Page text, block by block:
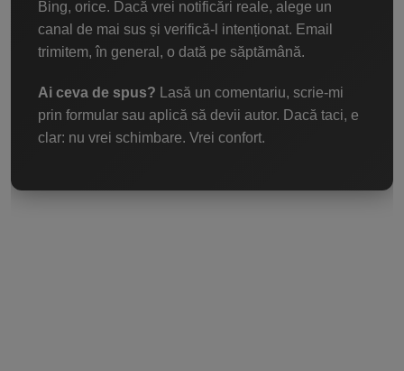
Bing, orice. Dacă vrei notificări reale, alege un
canal de mai sus și verifică-l intenționat. Email
trimitem, în general, o dată pe săptămână.
Ai ceva de spus? Lasă un comentariu, scrie-mi
prin formular sau aplică să devii autor. Dacă taci, e
clar: nu vrei schimbare. Vrei confort.